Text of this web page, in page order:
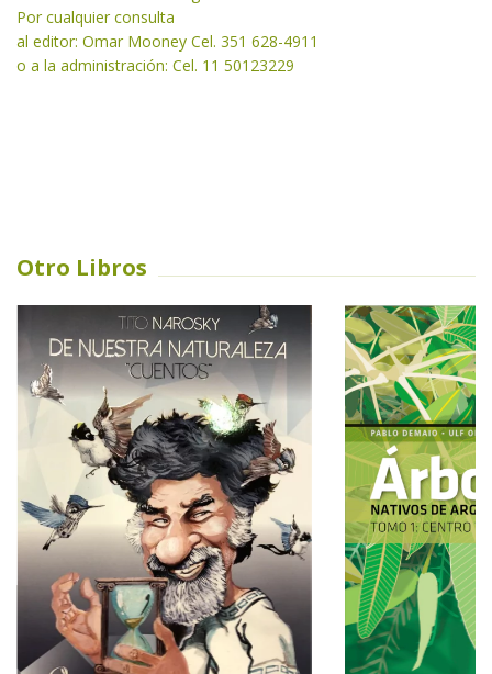
Por cualquier consulta
al editor: Omar Mooney Cel. 351 628-4911
o a la administración: Cel. 11 50123229
Otro Libros